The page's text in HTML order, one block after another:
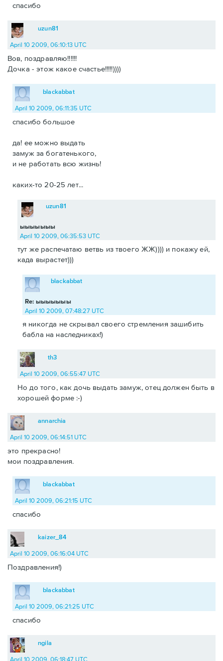
спасибо
uzun81
April 10 2009, 06:10:13 UTC
Вов, поздравляю!!!!!!
Дочка - этож какое счастье!!!!!))))
blackabbat
April 10 2009, 06:11:35 UTC
спасибо большое
да! ее можно выдать
замуж за богатенького,
и не работать всю жизнь!
каких-то 20-25 лет...
ыыыыыыы
uzun81
April 10 2009, 06:35:53 UTC
тут же распечатаю ветвь из твоего ЖЖ)))) и покажу ей,
када вырастет)))
Re: ыыыыыыы
blackabbat
April 10 2009, 07:48:27 UTC
я никогда не скрывал своего стремления зашибить
бабла на наследниках!)
th3
April 10 2009, 06:55:47 UTC
Но до того, как дочь выдать замуж, отец должен быть в
хорошей форме :-)
annarchia
April 10 2009, 06:14:51 UTC
это прекрасно!
мои поздравления.
blackabbat
April 10 2009, 06:21:15 UTC
спасибо
kaizer_84
April 10 2009, 06:16:04 UTC
Поздравления!)
blackabbat
April 10 2009, 06:21:25 UTC
спасибо
ngila
April 10 2009, 06:18:47 UTC